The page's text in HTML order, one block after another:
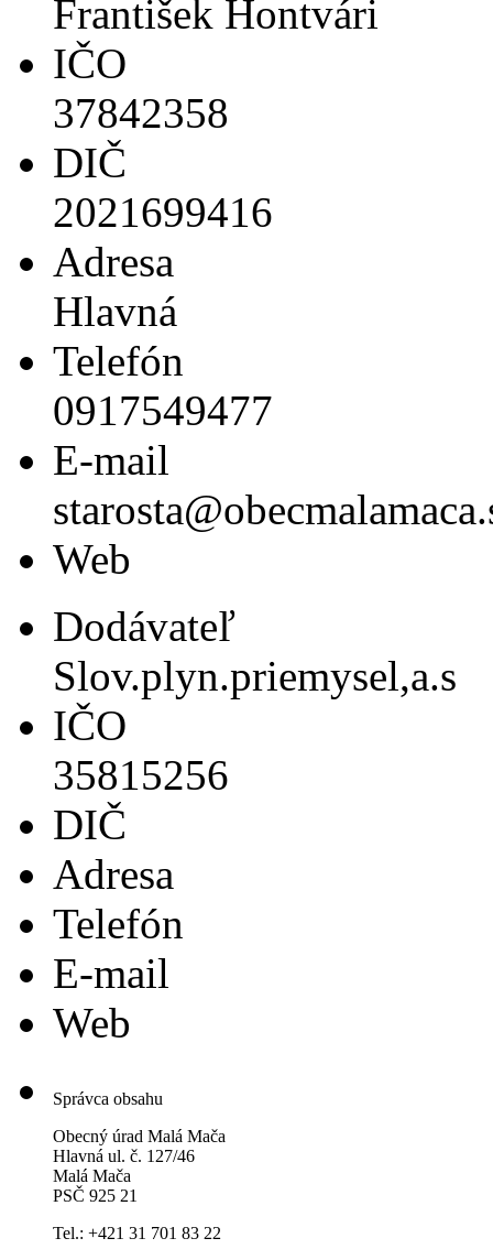
František Hontvári
IČO
37842358
DIČ
2021699416
Adresa
Hlavná
Telefón
0917549477
E-mail
Web
Dodávateľ
Slov.plyn.priemysel,a.s
IČO
35815256
DIČ
Adresa
Telefón
E-mail
Web
Správca obsahu
Obecný úrad Malá Mača
Hlavná ul. č. 127/46
Malá Mača
PSČ 925 21
Tel.: +421 31 701 83 22